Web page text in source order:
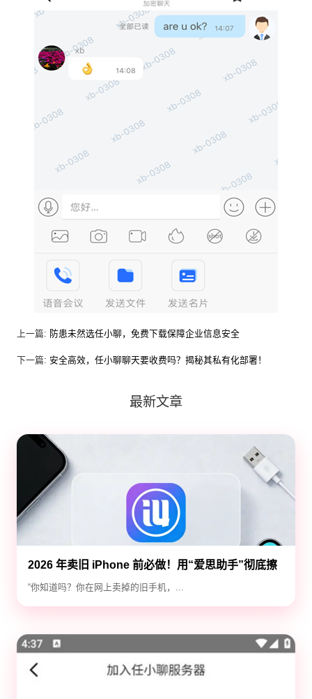
上一篇: 防患未然选任小聊，免费下载保障企业信息安全
下一篇: 安全高效，任小聊聊天要收费吗？揭秘其私有化部署！
最新文章
2026 年卖旧 iPhone 前必做！用“爱思助手”彻底擦
除隐私，防止数据泄露
“你知道吗？你在网上卖掉的旧手机，...